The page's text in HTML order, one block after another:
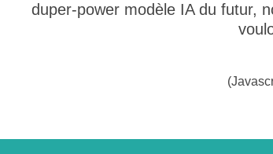
duper-power modèle IA du futur,